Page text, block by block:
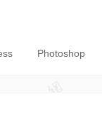
Photoshop